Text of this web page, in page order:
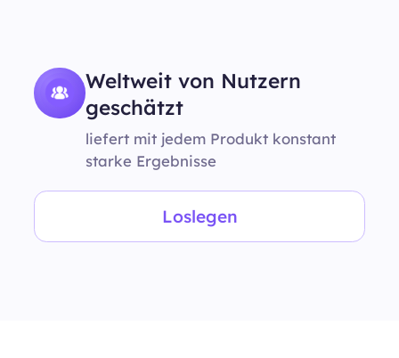
Weltweit von Nutzern
geschätzt
liefert mit jedem Produkt konstant
starke Ergebnisse
Loslegen